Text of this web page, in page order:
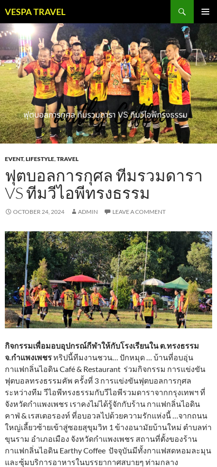
to
content
VESPA TRAVEL
MENU
EVENT,LIFESTYLE,TRAVEL
ฟุตบอลการกุศล ทีมรวมดารา
VS ทีมวีไอพีทรงธรรม
OCTOBER 24, 2024 ADMIN LEAVE A COMMENT
กิจกรรมเพื่อมอบอุปกรณ์กีฬาให้กับโรงเรียนใน ต.ทรงธรรม
จ.กำแพงเพชรทริปนี้ทีมงานชวน… ปักหมุด … บ้านที่อบอุ่น
กาแฟกลิ่นไอดิน Café & Restaurant ร่วมกิจกรรม การแข่งขัน
ฟุตบอลทรงธรรมคัพ ครั้งที่ 3 การแข่งขันฟุตบอลการกุศล
ระหว่างทีม วีไอพีทรงธรรมกับวีไอพีรวมดาราจากกรุงเทพฯ ที่
จังหวัดกำแพงเพชร เราคงไม่ได้รู้จักกับร้าน กาแฟกลิ่นไอดิน
คาฟ่ & เรสเตอรองท์ ที่อบอวลไปด้วยความรักแห่งนี้ …จากถนน
ใหญ่เลี้ยวซ้ายเข้าสู่ซอยสุขุมวิท 1 ข้างอนามัยบ้านใหม่ ตำบลท่า
ขุนราม อำเภอเมือง จังหวัดกำแพงเพชร สถานที่ตั้งของร้าน
กาแฟกลิ่นไอดิน Earthy Coffee ปัจจุบันมีทั้งกาแฟสดหอมละมุน
และซุ้มบริการอาหารในบรรยากาศสบายๆ ท่ามกลาง